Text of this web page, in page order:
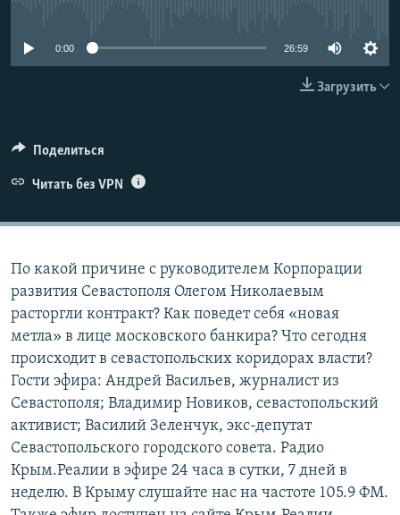
КРЫМ.НЕПОКОРЕННЫЙ
0:00 26:59
Загрузить
Поделиться
Читать без VPN
По какой причине с руководителем Корпорации
развития Севастополя Олегом Николаевым
расторгли контракт? Как поведет себя «новая
метла» в лице московского банкира? Что сегодня
происходит в севастопольских коридорах власти?
Гости эфира: Андрей Васильев, журналист из
Севастополя; Владимир Новиков, севастопольский
активист; Василий Зеленчук, экс-депутат
Севастопольского городского совета. Радио
Крым.Реалии в эфире 24 часа в сутки, 7 дней в
неделю. В Крыму слушайте нас на частоте 105.9 ФМ.